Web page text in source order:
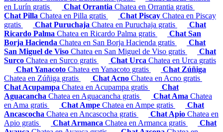
en Lurín gratis
Chat Orrantia Chatea en Orrantia gratis
Chat Pilla Chatea en Pilla gratis Chat Piscay Chatea en Piscay
gratis
Chat Puruchaja Chatea en Puruchaja gratis
Chat
Ricardo Palma Chatea en Ricardo Palma gratis
Chat San
Borja Hacienda Chatea en San Borja Hacienda gratis
Chat
San Miguel de Viso Chatea en San Miguel de Viso gratis
Chat
Surco Chatea en Surco gratis Chat Urca Chatea en Urca gratis
Chat Yanacoto Chatea en Yanacoto gratis
Chat Zúñiga
Chatea en Zúñiga gratis
Chat Acno Chatea en Acno gratis
Chat Acupampa Chatea en Acupampa gratis
Chat
Aguacancha Chatea en Aguacancha gratis Chat Ama Chatea
en Ama gratis
Chat Ampe Chatea en Ampe gratis
Chat
Ancascocha Chatea en Ancascocha gratis Chat Apio Chatea en
Apio gratis
Chat Armanca Chatea en Armanca gratis
Chat